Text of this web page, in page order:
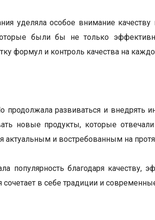
уделяла особое внимание
были бы не только
формул и контроль качества на
продолжала развиваться и внедрять
новые продукты, которые
актуальным и востребованным на
популярность благодаря
сочетает в себе традиции и